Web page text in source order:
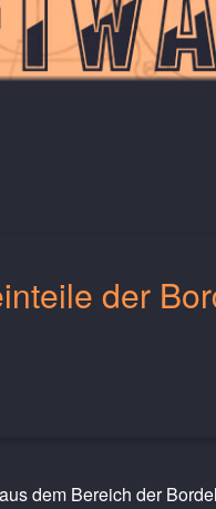
der
dem Bereich der